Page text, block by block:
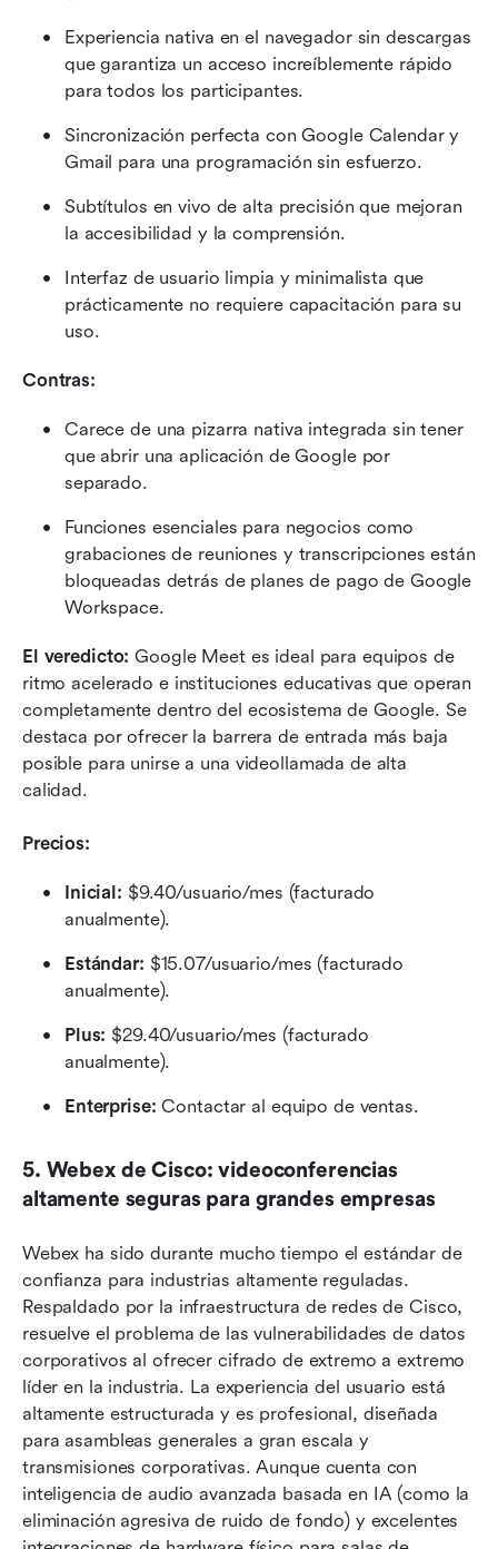
Experiencia nativa en el navegador sin descargas
que garantiza un acceso increíblemente rápido
para todos los participantes.
Sincronización perfecta con Google Calendar y
Gmail para una programación sin esfuerzo.
Subtítulos en vivo de alta precisión que mejoran
la accesibilidad y la comprensión.
Interfaz de usuario limpia y minimalista que
prácticamente no requiere capacitación para su
uso.
Contras:
Carece de una pizarra nativa integrada sin tener
que abrir una aplicación de Google por
separado.
Funciones esenciales para negocios como
grabaciones de reuniones y transcripciones están
bloqueadas detrás de planes de pago de Google
Workspace.
El veredicto: Google Meet es ideal para equipos de
ritmo acelerado e instituciones educativas que operan
completamente dentro del ecosistema de Google. Se
destaca por ofrecer la barrera de entrada más baja
posible para unirse a una videollamada de alta
calidad.
Precios:
Inicial: $9.40/usuario/mes (facturado
anualmente).
Estándar: $15.07/usuario/mes (facturado
anualmente).
Plus: $29.40/usuario/mes (facturado
anualmente).
Enterprise: Contactar al equipo de ventas.
5. Webex de Cisco: videoconferencias
altamente seguras para grandes empresas
Webex ha sido durante mucho tiempo el estándar de
confianza para industrias altamente reguladas.
Respaldado por la infraestructura de redes de Cisco,
resuelve el problema de las vulnerabilidades de datos
corporativos al ofrecer cifrado de extremo a extremo
líder en la industria. La experiencia del usuario está
altamente estructurada y es profesional, diseñada
para asambleas generales a gran escala y
transmisiones corporativas. Aunque cuenta con
inteligencia de audio avanzada basada en IA (como la
eliminación agresiva de ruido de fondo) y excelentes